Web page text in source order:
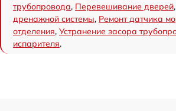
трубопровода, Перевешивание дверей,
дренажной системы, Ремонт датчика
отделения, Устранение засора
испарителя.